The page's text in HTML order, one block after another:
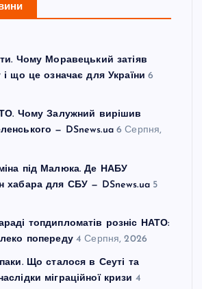
Чому Моравецький затіяв
і що це означає для України 6
Чому Залужний вирішив
— DSnews.ua 6 Серпня,
під Малюка. Де НАБУ
хабара для СБУ — DSnews.ua 5
топдипломатів розніс НАТО:
попереду 4 Серпня, 2026
Що сталося в Сеуті та
міграційної кризи 4